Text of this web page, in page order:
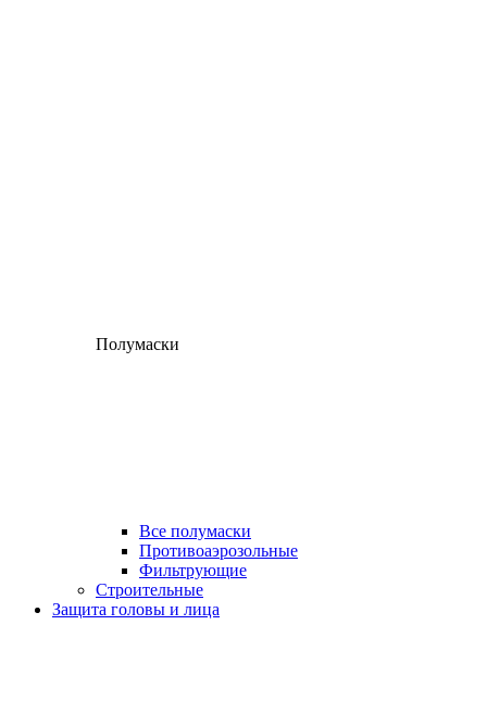
Полумаски
Все полумаски
Противоаэрозольные
Фильтрующие
Строительные
Защита головы и лица